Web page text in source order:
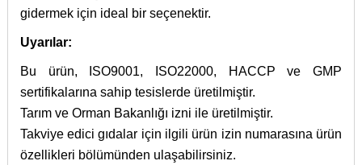
gidermek için ideal bir seçenektir.
Uyarılar:
Bu ürün, ISO9001, ISO22000, HACCP ve GMP
sertifikalarına sahip tesislerde üretilmiştir.
Tarım ve Orman Bakanlığı izni ile üretilmiştir.
Takviye edici gıdalar için ilgili ürün izin numarasına ürün
özellikleri bölümünden ulaşabilirsiniz.